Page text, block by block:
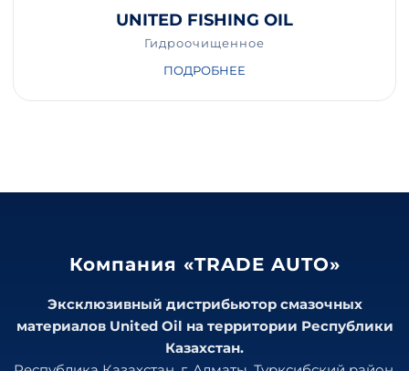
UNITED FISHING OIL
Гидроочищенное
ПОДРОБНЕЕ
Компания «TRADE AUTO»
Эксклюзивный дистрибьютор смазочных
материалов United Oil на территории Республики
Казахстан.